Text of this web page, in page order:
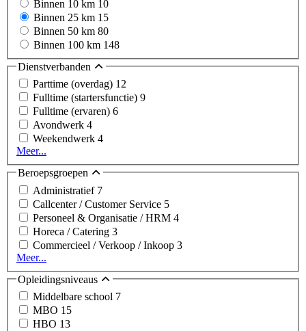
Binnen 10 km 10
Binnen 25 km 15
Binnen 50 km 80
Binnen 100 km 148
Dienstverbanden
Parttime (overdag) 12
Fulltime (startersfunctie) 9
Fulltime (ervaren) 6
Avondwerk 4
Weekendwerk 4
Meer...
Beroepsgroepen
Administratief 7
Callcenter / Customer Service 5
Personeel & Organisatie / HRM 4
Horeca / Catering 3
Commercieel / Verkoop / Inkoop 3
Meer...
Opleidingsniveaus
Middelbare school 7
MBO 15
HBO 13